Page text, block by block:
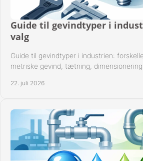
Guide til gevindtyper i
valg
Guide til gevindtyper i industrien:
metriske gevind, tætning,
22. juli 2026